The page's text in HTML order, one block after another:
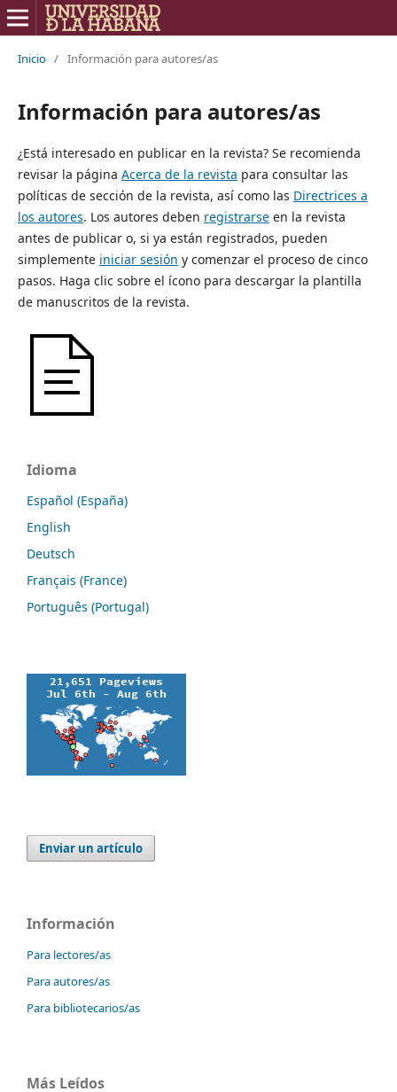
Inicio / Información para autores/as
Información para autores/as
¿Está interesado en publicar en la revista? Se recomienda
revisar la página Acerca de la revista para consultar las
políticas de sección de la revista, así como las Directrices a
los autores. Los autores deben registrarseen la revista
antes de publicar o, si ya están registrados, pueden
simplemente iniciar sesión y comenzar el proceso de cinco
pasos. Haga clic sobre el ícono para descargar la plantilla
de manuscritos de la revista.
Idioma
Español (España)
English
Deutsch
Français (France)
Português (Portugal)
Enviar un artículo
Información
Para lectores/as
Para autores/as
Para bibliotecarios/as
Más Leídos